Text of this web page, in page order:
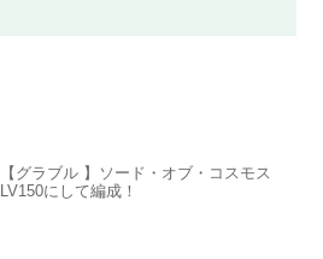
【グラブル 】ソード・オブ・コスモス
LV150にして編成！